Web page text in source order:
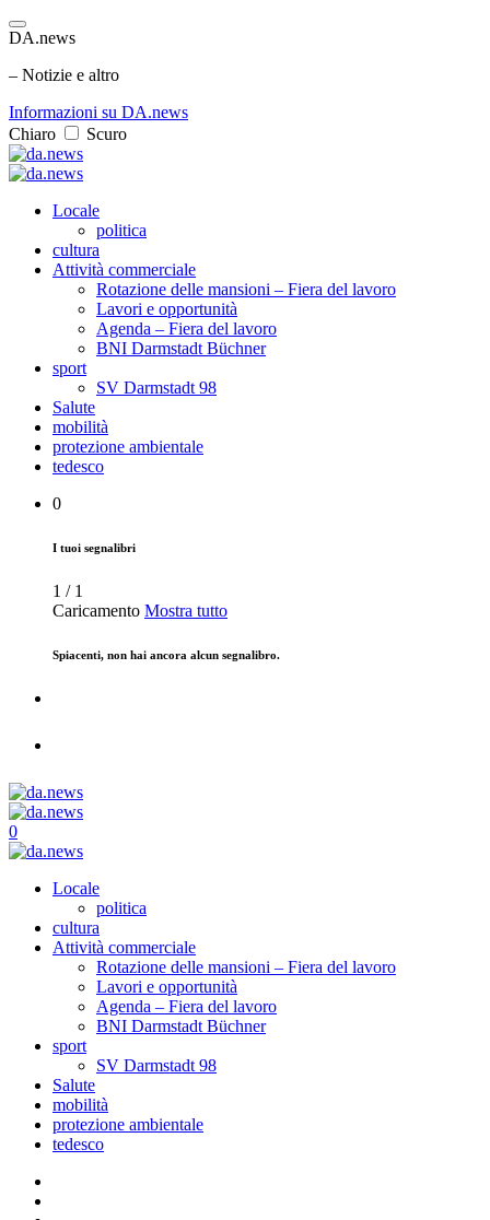
DA.news
– Notizie e altro
Informazioni su DA.news
Chiaro
Scuro
Locale
politica
cultura
Attività commerciale
Rotazione delle mansioni – Fiera del lavoro
Lavori e opportunità
Agenda – Fiera del lavoro
BNI Darmstadt Büchner
sport
SV Darmstadt 98
Salute
mobilità
protezione ambientale
tedesco
0
I tuoi segnalibri
1 / 1
Caricamento Mostra tutto
Spiacenti, non hai ancora alcun segnalibro.
0
Locale
politica
cultura
Attività commerciale
Rotazione delle mansioni – Fiera del lavoro
Lavori e opportunità
Agenda – Fiera del lavoro
BNI Darmstadt Büchner
sport
SV Darmstadt 98
Salute
mobilità
protezione ambientale
tedesco